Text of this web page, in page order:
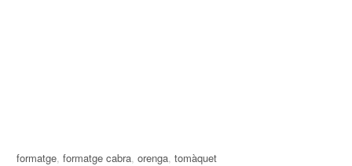
formatge,formatge cabra,orenga,tomàquet